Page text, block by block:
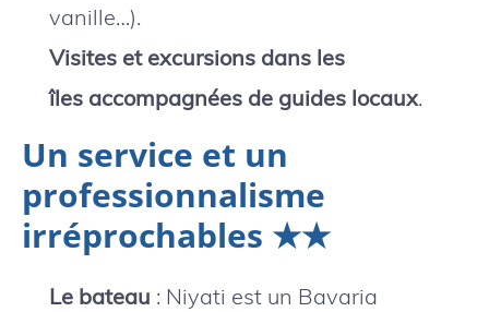
vanille…).
Visites et excursions dans les
îles accompagnées de guides locaux.
Un service et un
professionnalisme
irréprochables ★★
Le bateau : Niyati est un Bavaria